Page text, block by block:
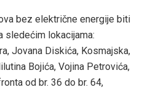
bez električne energije biti
sledećim lokacijama:
Jovana Diskića, Kosmajska,
Bojića, Vojina Petrovića,
od br. 36 do br. 64,